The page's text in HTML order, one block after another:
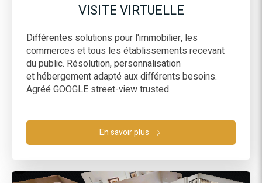
VISITE VIRTUELLE
Différentes solutions pour l'immobilier, les
commerces et tous les établissements recevant
du public. Résolution, personnalisation
et hébergement adapté aux différents besoins.
Agréé GOOGLE street-view trusted.
En savoir plus